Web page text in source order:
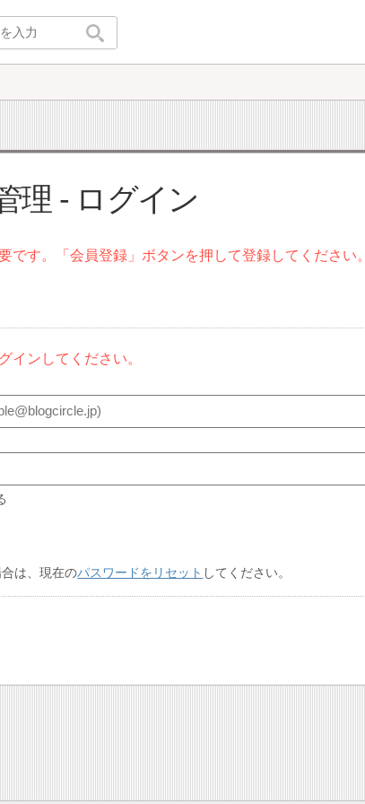
理 - ログイン
です。「会員登録」ボタンを押して登録してください。
インしてください。
は、現在のパスワードをリセット してください。